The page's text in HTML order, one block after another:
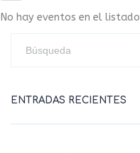
No hay eventos en el listado
ENTRADAS RECIENTES